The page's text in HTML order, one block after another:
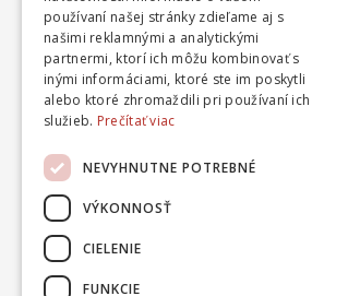
0908 102 022
8:00 - 17:00
používaní našej stránky zdieľame aj s
našimi reklamnými a analytickými
partnermi, ktorí ich môžu kombinovať s
inými informáciami, ktoré ste im poskytli
alebo ktoré zhromaždili pri používaní ich
služieb. Prečítať viac
NEVYHNUTNE POTREBNÉ
VÝKONNOSŤ
CIELENIE
FUNKCIE